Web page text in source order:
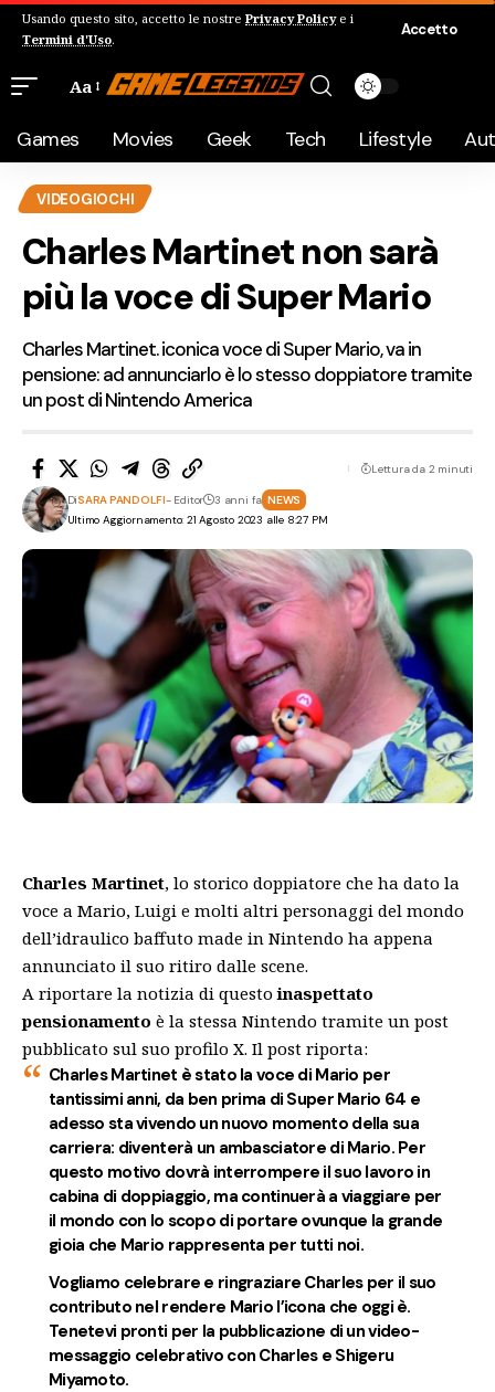
Usando questo sito, accetto le nostre Privacy Policye i
Termini d'Uso.
Accetto
Aa
Games Movies Geek Tech Lifestyle
VIDEOGIOCHI
Charles Martinet non sarà
più la voce di Super Mario
Charles Martinet. iconica voce di Super Mario, va in
pensione: ad annunciarlo è lo stesso doppiatore tramite
un post di Nintendo America
Ultimo Aggiornamento: 21 Agosto 2023 alle 8:27 PM
DiSARA PANDOLFI- Editor 3 anni fa NEWS
Lettura da 2 minuti
Charles Martinet, lo storico doppiatore che ha dato la
voce a Mario, Luigi e molti altri personaggi del mondo
dell’idraulico baffuto made in Nintendo ha appena
annunciato il suo ritiro dalle scene.
A riportare la notizia di questo inaspettato
pensionamento è la stessa Nintendo tramite un post
pubblicato sul suo profilo X. Il post riporta:
Charles Martinet è stato la voce di Mario per
tantissimi anni, da ben prima di Super Mario 64 e
adesso sta vivendo un nuovo momento della sua
carriera: diventerà un ambasciatore di Mario. Per
questo motivo dovrà interrompere il suo lavoro in
cabina di doppiaggio, ma continuerà a viaggiare per
il mondo con lo scopo di portare ovunque la grande
gioia che Mario rappresenta per tutti noi.
Vogliamo celebrare e ringraziare Charles per il suo
contributo nel rendere Mario l’icona che oggi è.
Tenetevi pronti per la pubblicazione di un video-
messaggio celebrativo con Charles e Shigeru
Miyamoto.